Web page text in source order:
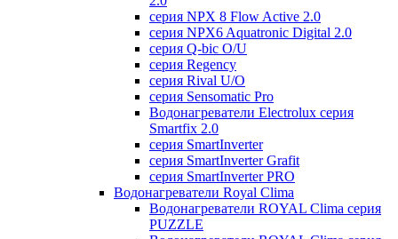
серия NPX 8 Flow Active 2.0
серия NPX6 Aquatronic Digital 2.0
серия Q-bic O/U
серия Regency
серия Rival U/О
серия Sensomatic Pro
Водонагреватели Electrolux серия
Smartfix 2.0
серия SmartInverter
серия SmartInverter Grafit
серия SmartInverter PRO
Водонагреватели Royal Clima
Водонагреватели ROYAL Clima серия
PUZZLE